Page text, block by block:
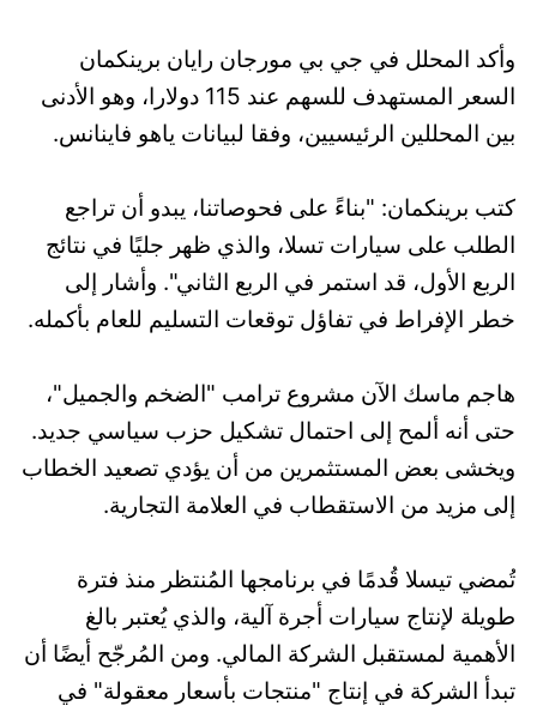
وأكد المحلل في جي بي مورجان رايان برينكمان
السعر المستهدف للسهم عند 115 دولارا، وهو الأدنى
بين المحللين الرئيسيين، وفقا لبيانات ياهو فاينانس.
كتب برينكمان: "بناءً على فحوصاتنا، يبدو أن تراجع
الطلب على سيارات تسلا، والذي ظهر جليًا في نتائج
الربع الأول، قد استمر في الربع الثاني". وأشار إلى
خطر الإفراط في تفاؤل توقعات التسليم للعام بأكمله.
هاجم ماسك الآن مشروع ترامب "الضخم والجميل"،
حتى أنه ألمح إلى احتمال تشكيل حزب سياسي جديد.
ويخشى بعض المستثمرين من أن يؤدي تصعيد الخطاب
إلى مزيد من الاستقطاب في العلامة التجارية.
تُمضي تيسلا قُدمًا في برنامجها المُنتظر منذ فترة
طويلة لإنتاج سيارات أجرة آلية، والذي يُعتبر بالغ
الأهمية لمستقبل الشركة المالي. ومن المُرجّح أيضًا أن
تبدأ الشركة في إنتاج "منتجات بأسعار معقولة" في